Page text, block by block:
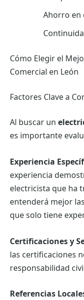
Ahorro en
Cómo Elegir el
Comercial en León
Factores Clave a
Al buscar un
es importante
Experiencia
experiencia
electricista que ha
entenderá mejor
que solo tiene
Certificaciones y
las certificaciones
responsabilidad
Referencias